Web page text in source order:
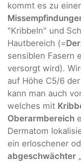
kommt es zu
"Kribbeln" und
Hautbereich (=
sensiblen Fasern
versorgt wird).
auf Höhe C5/6
kann man auch
welches mit
Oberarmbereich
Dermatom
ein erloschener
abgeschwächter „